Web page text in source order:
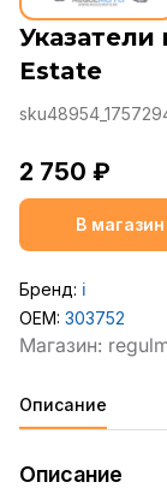
Estate
2 750 ₽
В магазин
Бренд: ℹ️
OEM: 303752
Описание
Описание